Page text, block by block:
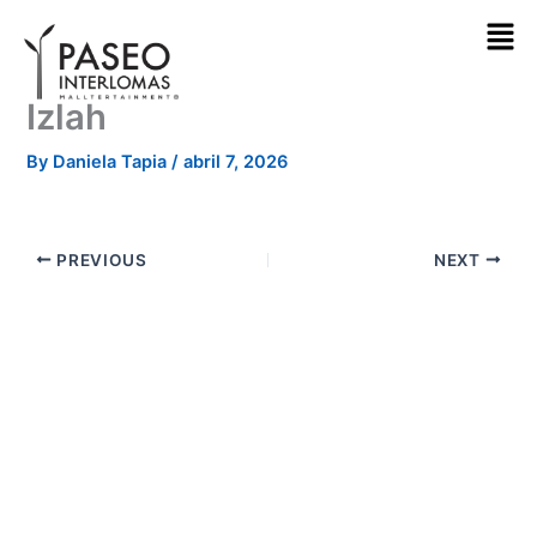
content
Izlah
By Daniela Tapia/abril 7, 2026
PREVIOUS NEXT